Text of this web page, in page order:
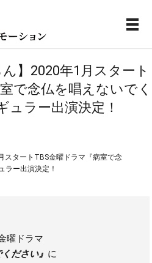
メ
ん】2020年1月スタート
で念仏を唱えないでく
ュラー出演決定！
スタートTBS金曜ドラマ『病室で念
ラー出演決定！
曜ドラマ
ださい』 に